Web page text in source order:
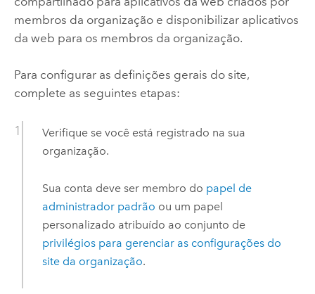
membros da organização e disponibilizar aplicativos
da web para os membros da organização.
Para configurar as definições gerais do site,
complete as seguintes etapas:
Verifique se você está registrado na sua
organização.
Sua conta deve ser membro do papel de
administrador padrão ou um papel
personalizado atribuído ao conjunto de
privilégios para gerenciar as configurações do
site da organização.